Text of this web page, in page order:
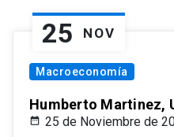
25 NOV
Macroeconomía
Humberto Martinez,
25 de Noviembre de